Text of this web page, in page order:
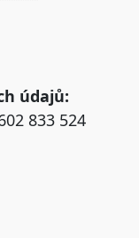
údajů:
833 524